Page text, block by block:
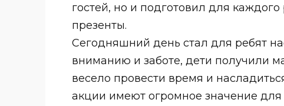
гостей, но и подготовил для
презенты.
Сегодняшний день стал для ребят
вниманию и заботе, дети получили
весело провести время и
акции имеют огромное значение для